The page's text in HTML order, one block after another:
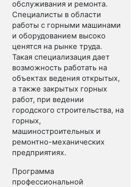
обслуживания и ремонта.
Специалисты в области
работы с горными машинами
и оборудованием высоко
ценятся на рынке труда.
Такая специализация дает
возможность работать на
объектах ведения открытых,
а также закрытых горных
работ, при ведении
городского строительства, на
горных,
машиностроительных и
ремонтно-механических
предприятиях.
Программа
профессиональной